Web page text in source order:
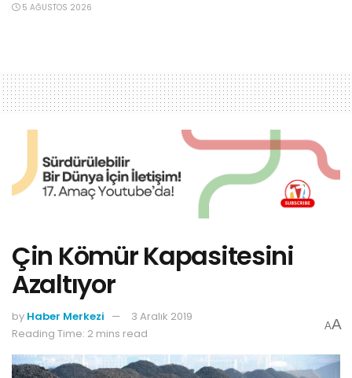
5 AĞUSTOS 2026
Çin Kömür Kapasitesini
Azaltıyor
by Haber Merkezi
3 Aralık 2019
Reading Time: 2 mins read
AA